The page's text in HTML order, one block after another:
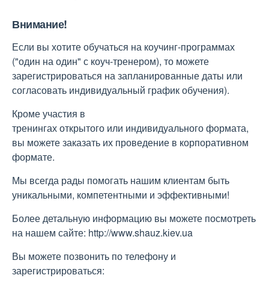
Внимание!
Если вы хотите обучаться на коучинг-программах
("один на один" с коуч-тренером), то можете
зарегистрироваться на запланированные даты или
согласовать индивидуальный график обучения).
Кроме участия в
тренингах открытого или индивидуального формата,
вы можете заказать их проведение в корпоративном
формате.
Мы всегда рады помогать нашим клиентам быть
уникальными, компетентными и эффективными!
Более детальную информацию вы можете посмотреть
на нашем сайте: http://www.shauz.kіev.ua
Вы можете позвонить по телефону и
зарегистрироваться: